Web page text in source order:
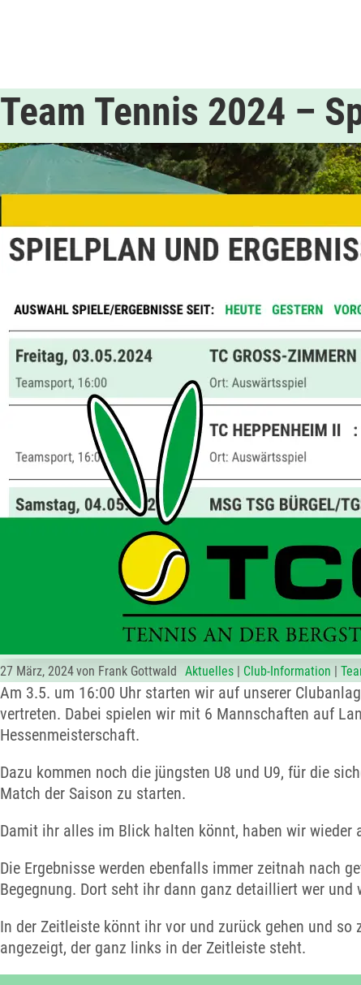
Team Tennis 2024 –
27 März, 2024von Frank Gottwald Aktuelles | Club-Information |
Am 3.5. um 16:00 Uhr starten wir auf unserer
vertreten. Dabei spielen wir mit 6 Mannschaften auf
Hessenmeisterschaft.
Dazu kommen noch die jüngsten U8 und U9, für die
Match der Saison zu starten.
Damit ihr alles im Blick halten könnt, haben wir wieder
Die Ergebnisse werden ebenfalls immer zeitnah nach
Begegnung. Dort seht ihr dann ganz detailliert wer und
In der Zeitleiste könnt ihr vor und zurück gehen und so
angezeigt, der ganz links in der Zeitleiste steht.